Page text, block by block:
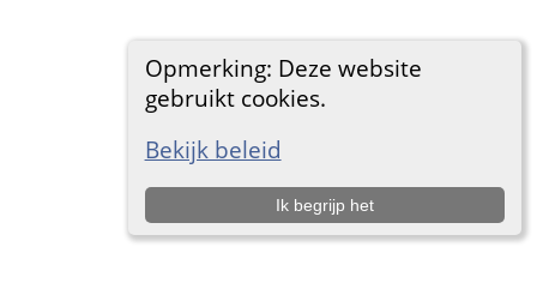
Opmerking: Deze website
gebruikt cookies.
Bekijk beleid
Ik begrijp het